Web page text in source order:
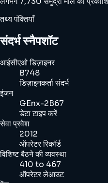
तथ्य पंक्तियाँ
संदर्भ स्नैपशॉट
आईसीएओ डिज़ाइनर
B748
डिज़ाइनकर्ता संदर्भ
इंजन
GEnx-2B67
डेटा टाइप करें
सेवा प्रवेश
2012
ऑपरेटर रिकॉर्ड
विशिष्ट बैठने की व्यवस्था
410 to 467
ऑपरेटर लेआउट